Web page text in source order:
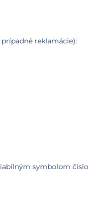
prípadné reklamácie):
symbolom číslo